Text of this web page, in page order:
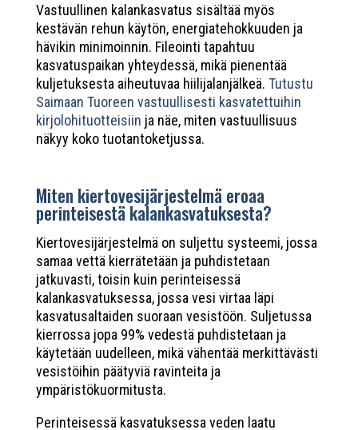
Vastuullinen kalankasvatus sisältää myös
kestävän rehun käytön, energiatehokkuuden ja
hävikin minimoinnin. Fileointi tapahtuu
kasvatuspaikan yhteydessä, mikä pienentää
kuljetuksesta aiheutuvaa hiilijalanjälkeä. Tutustu
Saimaan Tuoreen vastuullisesti kasvatettuihin
kirjolohituotteisiin ja näe, miten vastuullisuus
näkyy koko tuotantoketjussa.
Miten kiertovesijärjestelmä eroaa
perinteisestä kalankasvatuksesta?
Kiertovesijärjestelmä on suljettu systeemi, jossa
samaa vettä kierrätetään ja puhdistetaan
jatkuvasti, toisin kuin perinteisessä
kalankasvatuksessa, jossa vesi virtaa läpi
kasvatusaltaiden suoraan vesistöön. Suljetussa
kierrossa jopa 99% vedestä puhdistetaan ja
käytetään uudelleen, mikä vähentää merkittävästi
vesistöihin päätyviä ravinteita ja
ympäristökuormitusta.
Perinteisessä kasvatuksessa veden laatu